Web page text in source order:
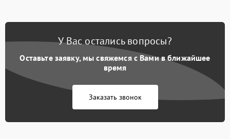
У Вас остались вопросы?
Оставьте заявку, мы свяжемся с Вами в ближайшее
время
Заказать звонок